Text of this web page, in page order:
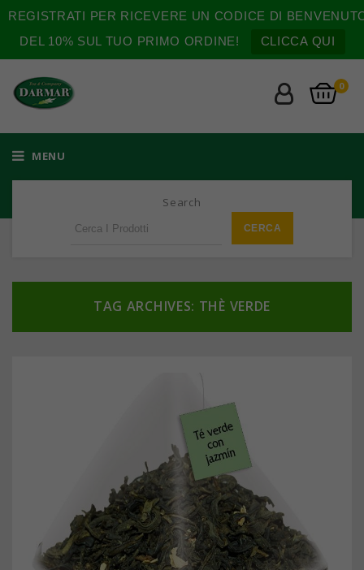
REGISTRATI PER RICEVERE UN CODICE DI
DEL 10% SUL TUO PRIMO ORDINE!
CLICCA QUI
0
MENU
Search
TAG ARCHIVES: THÈ VERDE